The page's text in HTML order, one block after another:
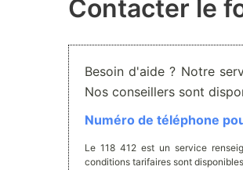
Contacter le
Besoin d'aide ? Notre
Nos conseillers sont
Numéro de téléphone
Le 118 412 est un service
conditions tarifaires sont